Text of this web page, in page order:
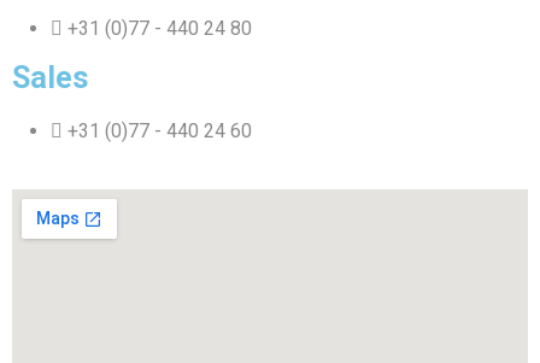
+31 (0)77 - 440 24 80
Sales
+31 (0)77 - 440 24 60